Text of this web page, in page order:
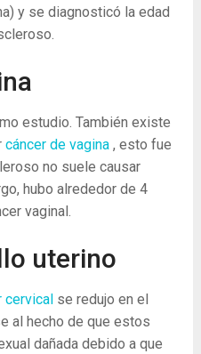
y se diagnosticó la edad
estudio. También existe
cáncer de vagina, esto fue
no suele causar
hubo alrededor de 4
vaginal.
uterino
cervicalse redujo en el
al hecho de que estos
dañada debido a que